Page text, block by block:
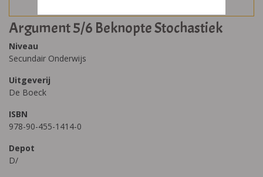
Argument 5/6 Beknopte Stochastiek
Niveau
Secundair Onderwijs
Uitgeverij
De Boeck
ISBN
978-90-455-1414-0
Depot
D/